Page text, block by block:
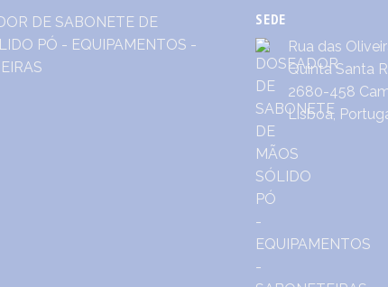
SEDE
Rua das
Quinta Santa
2680-458
Lisboa,